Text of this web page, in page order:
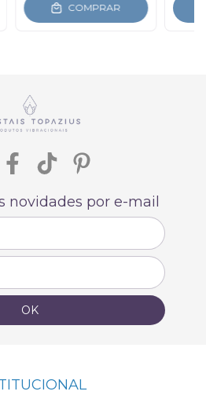
COMPRAR
novidades por e-mail